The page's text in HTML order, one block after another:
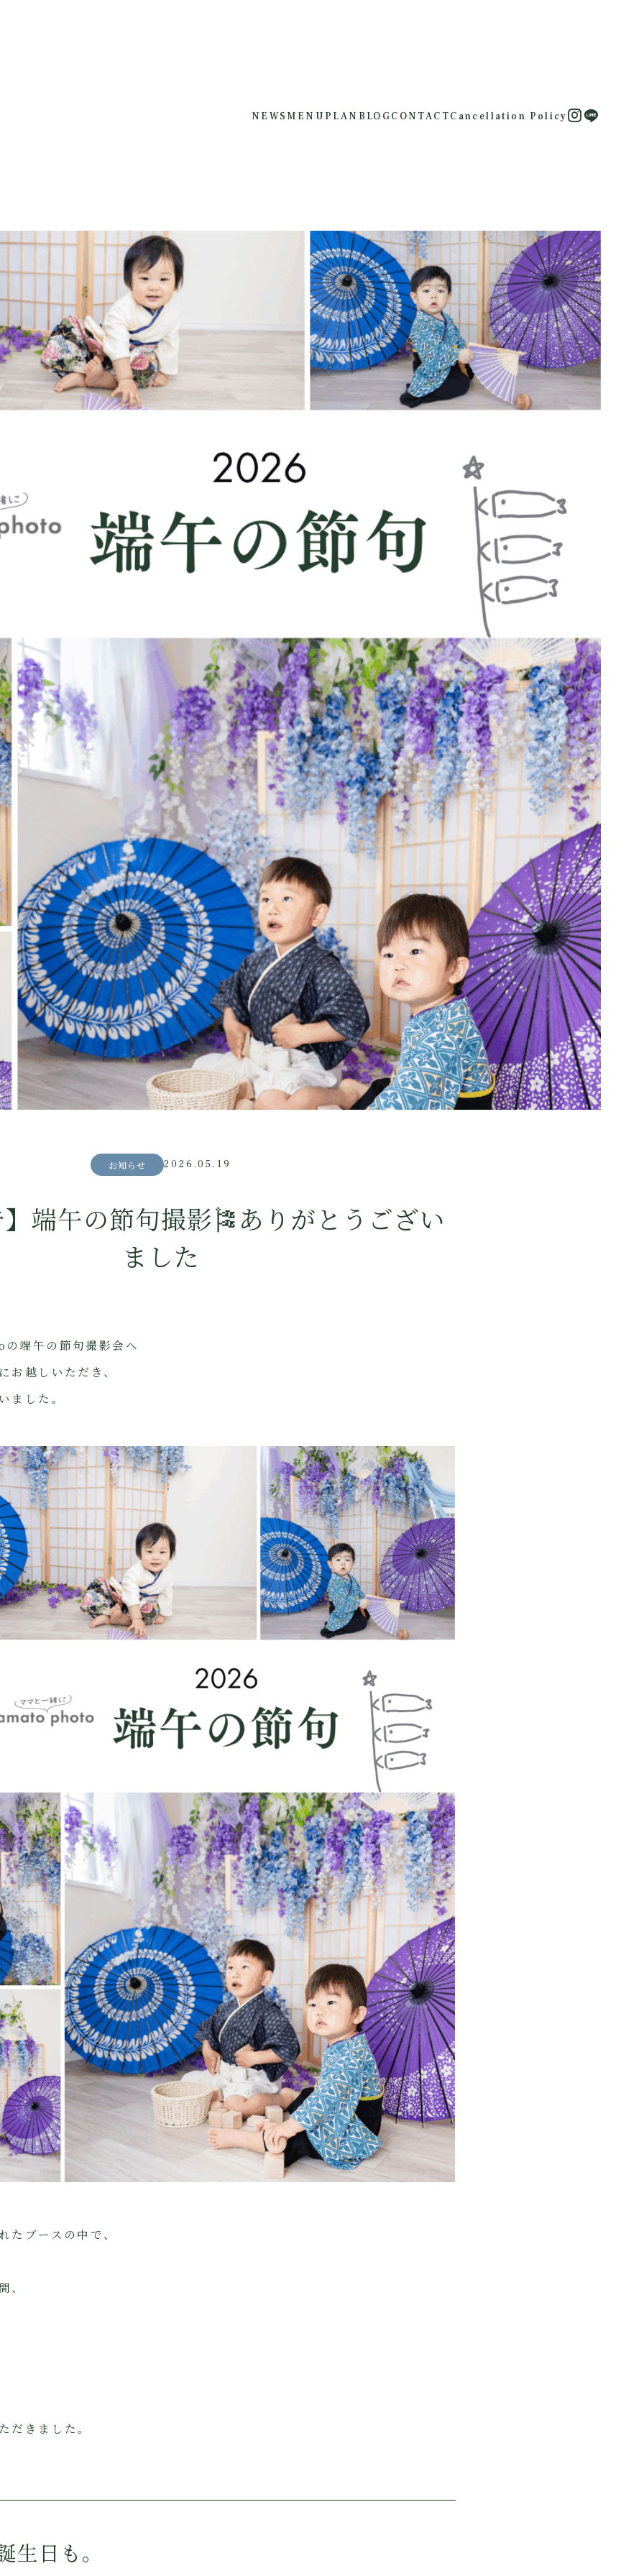
NEWS MENU PLAN BLOGCONTACTCancellation Policy
お知らせ 2026.05.19
端午の節句撮影🎏ありがとうござい
ました
端午の節句撮影会へ
お越しいただき、
ました。
たブースの中で、
、
だきました。
生日も。